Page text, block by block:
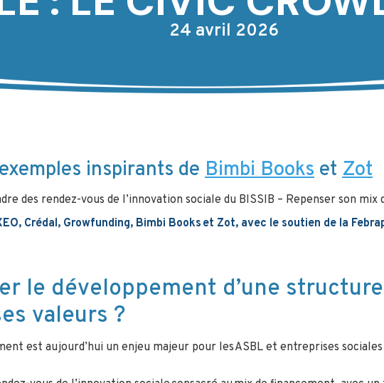
24 avril 2026
inspirants de Bimbi Books et Zot
des rendez-vous de l’innovation sociale du BISSIB – Repenser son
Crédal, Growfunding, Bimbi Books et Zot, avec le soutien de la
le développement d’une
valeurs ?
est aujourd’hui un enjeu majeur pour les ASBL et entreprises